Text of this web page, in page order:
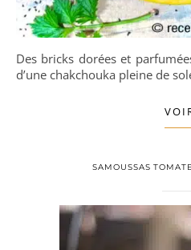
Des bricks dorées et parfumées, garnies de veau haché et
d’une chakchouka pleine de
SAMOUSSAS